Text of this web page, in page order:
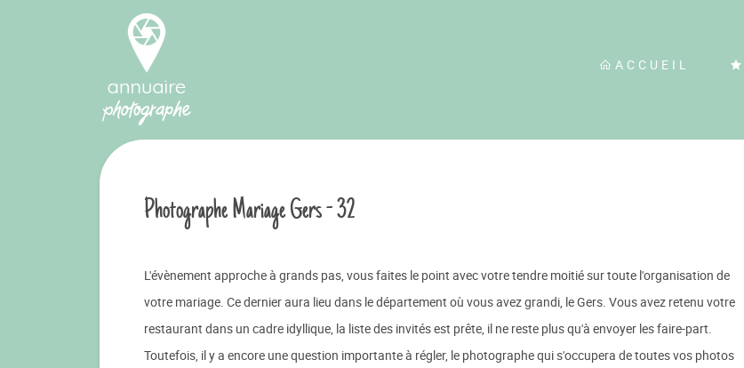
ACCUEIL
Photographe Mariage Gers - 32
L'évènement approche à grands pas, vous faites le point avec votre tendre moitié sur toute l'organisation de
votre mariage. Ce dernier aura lieu dans le département où vous avez grandi, le Gers. Vous avez retenu votre
restaurant dans un cadre idyllique, la liste des invités est prête, il ne reste plus qu'à envoyer les faire-part.
Toutefois, il y a encore une question importante à régler, le photographe qui s'occupera de toutes vos photos